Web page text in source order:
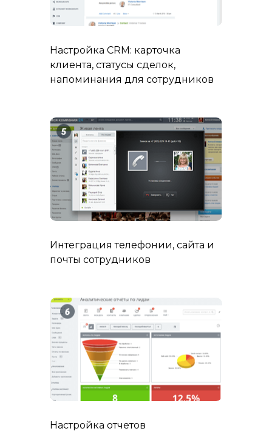
Настройка CRM: карточка
клиента, статусы сделок,
напоминания для сотрудников
Интеграция телефонии, сайта и
почты сотрудников
Настройка отчетов